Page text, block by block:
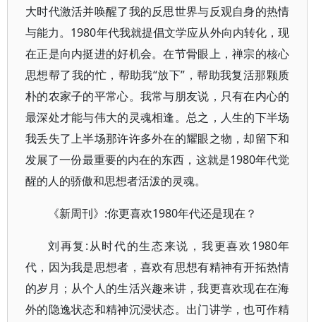
大时代激活并唤醒了我的反思世界与反观自身的热情
与能力。1980年代我就提倡文学应从外向内转化，现
在正是向内挺进的好机会。在节骨眼上，禅宗的核心
思想帮了我的忙，帮助我“放下”，帮助我复活那颗质
朴的农家子的平常心。我常与朋友说，只有在内心的
最深处才能与伟大的灵魂相逢。总之，人生的下半场
我丢失了上半场那许许多外在的耀眼之物，却留下和
发展了一份最重要的内在的东西，这就是1980年代觉
醒的人的骄傲和思想者活泼的灵魂。
《新周刊》:你更喜欢1980年代还是现在？
刘再复:从时代的生态来说，我更喜欢1980年
代，因为我是思想者，喜欢有思想有精神有开拓热情
的岁月；从个人的生活兴趣来讲，我更喜欢现在在海
外的隐逸状态和精神沉浸状态。出门讲学，也可作精